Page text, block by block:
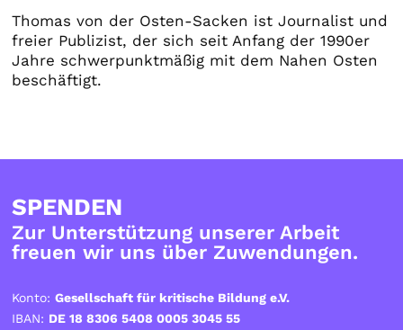
Thomas von der Osten-Sacken ist Journalist und
freier Publizist, der sich seit Anfang der 1990er
Jahre schwerpunktmäßig mit dem Nahen Osten
beschäftigt.
SPENDEN
Zur Unterstützung unserer Arbeit
freuen wir uns über Zuwendungen.
Konto:Gesellschaft für kritische Bildung e.V.
IBAN: DE 18 8306 5408 0005 3045 55